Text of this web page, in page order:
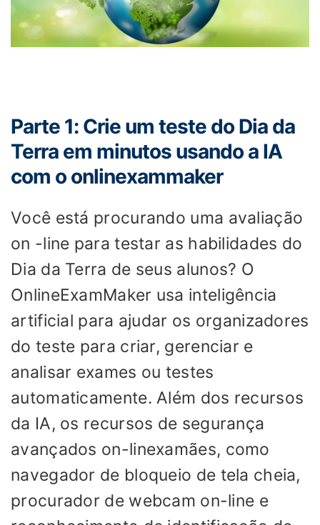
Parte 1: Crie um teste do Dia da
Terra em minutos usando a IA
com o onlinexammaker
Você está procurando uma avaliação
on -line para testar as habilidades do
Dia da Terra de seus alunos? O
OnlineExamMaker usa inteligência
artificial para ajudar os organizadores
do teste para criar, gerenciar e
analisar exames ou testes
automaticamente. Além dos recursos
da IA, os recursos de segurança
avançados on-linexamães, como
navegador de bloqueio de tela cheia,
procurador de webcam on-line e